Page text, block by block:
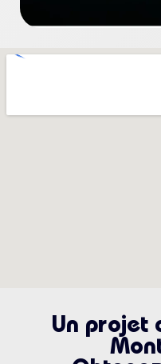
Un projet